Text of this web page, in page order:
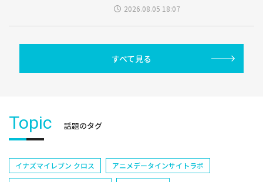
2026.08.05 18:07
すべて見る
Topic 話題のタグ
イナズマイレブン クロス
アニメデータインサイトラボ